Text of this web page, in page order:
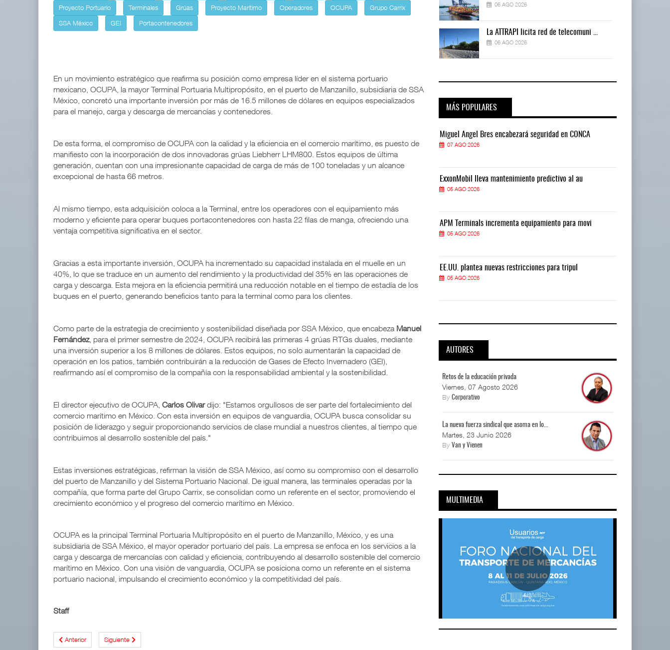
Proyecto Portuario
Terminales Grúas Proyecto Marítimo Operadores OCUPA
Grupo Carrix
SSA México
GEI Portacontenedores
En un movimiento estratégico que reafirma su posición como empresa líder en el sistema portuario
mexicano, OCUPA, la mayor Terminal Portuaria Multipropósito, en el puerto de Manzanillo, subsidiaria de SSA
México, concretó una importante inversión por más de 16.5 millones de dólares en equipos especializados
para el manejo, carga y descarga de mercancías y contenedores.
De esta forma, el compromiso de OCUPA con la calidad y la eficiencia en el comercio marítimo, es puesto de
manifiesto con la incorporación de dos innovadoras grúas Liebherr LHM800. Estos equipos de última
generación, cuentan con una impresionante capacidad de carga de más de 100 toneladas y un alcance
excepcional de hasta 66 metros.
Al mismo tiempo, esta adquisición coloca a la Terminal, entre los operadores con el equipamiento más
moderno y eficiente para operar buques portacontenedores con hasta 22 filas de manga, ofreciendo una
ventaja competitiva significativa en el sector.
Gracias a esta importante inversión, OCUPA ha incrementado su capacidad instalada en el muelle en un
40%, lo que se traduce en un aumento del rendimiento y la productividad del 35% en las operaciones de
carga y descarga. Esta mejora en la eficiencia permitirá una reducción notable en el tiempo de estadía de los
buques en el puerto, generando beneficios tanto para la terminal como para los clientes.
Como parte de la estrategia de crecimiento y sostenibilidad diseñada por SSA México, que encabeza Manuel
Fernández, para el primer semestre de 2024, OCUPA recibirá las primeras 4 grúas RTGs duales, mediante
una inversión superior a los 8 millones de dólares. Estos equipos, no solo aumentarán la capacidad de
operación en los patios, también contribuirán a la reducción de Gases de Efecto Invernadero (GEI),
reafirmando así el compromiso de la compañía con la responsabilidad ambiental y la sostenibilidad.
El director ejecutivo de OCUPA, Carlos Olivardijo: "Estamos orgullosos de ser parte del fortalecimiento del
comercio marítimo en México. Con esta inversión en equipos de vanguardia, OCUPA busca consolidar su
posición de liderazgo y seguir proporcionando servicios de clase mundial a nuestros clientes, al tiempo que
contribuimos al desarrollo sostenible del país."
Estas inversiones estratégicas, refirman la visión de SSA México, así como su compromiso con el desarrollo
del puerto de Manzanillo y del Sistema Portuario Nacional. De igual manera, las terminales operadas por la
compañía, que forma parte del Grupo Carrix, se consolidan como un referente en el sector, promoviendo el
crecimiento económico y el progreso del comercio marítimo en México.
OCUPA es la principal Terminal Portuaria Multipropósito en el puerto de Manzanillo, México, y es una
subsidiaria de SSA México, el mayor operador portuario del país. La empresa se enfoca en los servicios a la
carga y descarga de mercancías con calidad y eficiencia, contribuyendo al desarrollo sostenible del comercio
marítimo en México. Con una visión de vanguardia, OCUPA se posiciona como un referente en el sistema
portuario nacional, impulsando el crecimiento económico y la competitividad del país.
Staff
Anterior Siguiente
06 AGO 2026
La ATTRAPI licita red de telecomuni ...
06 AGO 2026 06 AGO 2026
La ATTRAPI licita red de telecomuni ...
06 AGO 2026
MÁS POPULARES
07 AGO 2026
ExxonMobil lleva mantenimiento predictivo al au
APM Terminals incrementa equipamiento para movi
05 AGO 2026
EE.UU. plantea nuevas restricciones para tripul
05 AGO 2026
07 AGO 2026
APM Terminals incrementa equipamiento para movi
EE.UU. plantea nuevas restricciones para tripul
05 AGO 2026
Miguel Ángel Bres encabezará seguridad en CONCA
07 AGO 2026
ExxonMobil lleva mantenimiento predictivo al au
05 AGO 2026
APM Terminals incrementa equipamiento para movi
05 AGO 2026
EE.UU. plantea nuevas restricciones para tripul
05 AGO 2026
AUTORES
Retos de la educación privada
Viernes, 07 Agosto 2026
ByCorporativo
La nueva fuerza sindical que asoma en lo...
Martes, 23 Junio 2026
ByVan y Vienen
MULTIMEDIA